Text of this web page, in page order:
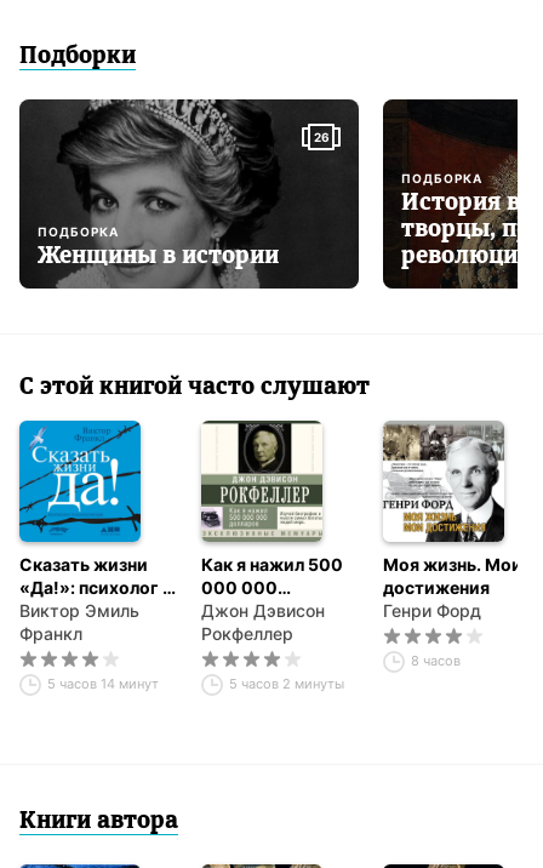
Подборки
26
ПОДБОРКА
Женщины в истории
ПОДБОРКА
История в
творцы,
С этой книгой часто слушают
Сказать жизни
«Да!»: психолог в
концлагере
Виктор Эмиль
Франкл
5 часов 14 минут
Как я нажил 500
000 000
долларов.
Мемуары
миллиардера
Джон Дэвисон
Рокфеллер
5 часов 2 минуты
Моя жизнь. Мои
достижения
Генри Форд
8 часов
Книги автора